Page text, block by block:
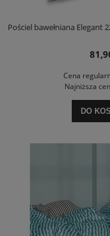
Pościel bawełniana
Cena
Najniższa
DO